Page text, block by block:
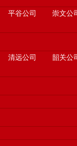
平谷公司 崇文公
清远公司 韶关公